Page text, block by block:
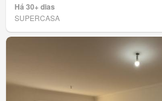
Há 30+ dias
SUPERCASA